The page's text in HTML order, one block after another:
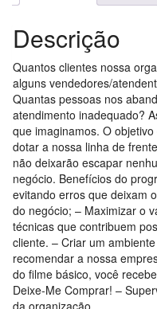
Descrição
Quantos clientes nossa
alguns vendedores/
Quantas pessoas nos
atendimento inadequado?
que imaginamos. O
dotar a nossa linha de
não deixarão escapar
negócio. Benefícios do
evitando erros que deixam
do negócio; – Maximizar o
técnicas que contribuem
cliente. – Criar um
recomendar a nossa
do filme básico, você
Deixe-Me Comprar! –
da organização.